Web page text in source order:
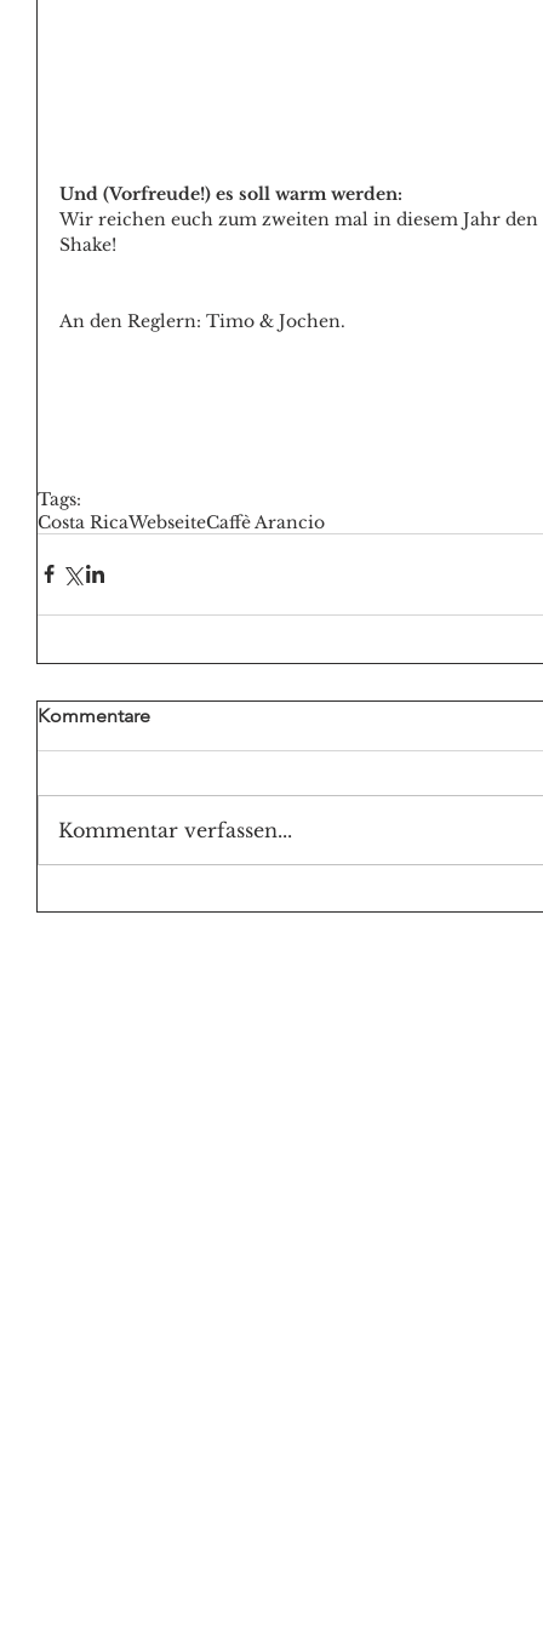
Und (Vorfreude!) es soll warm werden:
Wir reichen euch zum zweiten mal in diesem Jahr
Shake!
An den Reglern: Timo & Jochen.
Tags:
Costa RicaWebseiteCaffè Arancio
Kommentare
Kommentar verfassen...